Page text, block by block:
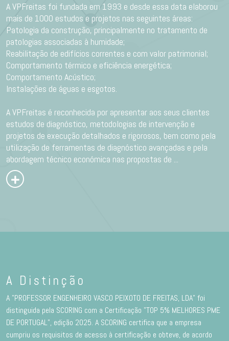
A VPFreitas foi fundada em 1993 e desde essa data elaborou
mais de 1000 estudos e projetos nas seguintes áreas:
Patologia da construção, principalmente no tratamento de
patologias associadas à humidade;
Reabilitação de edifícios correntes e com valor patrimonial;
Comportamento térmico e eficiência energética;
Comportamento Acústico;
Instalações de águas e esgotos.
A VPFreitas é reconhecida por apresentar aos seus clientes
estudos de diagnóstico, metodologias de intervenção e
projetos de execução detalhados e rigorosos, bem como pela
utilização de ferramentas de diagnóstico avançadas e pela
abordagem técnico económica nas propostas de ...
A Distinção
A "PROFESSOR ENGENHEIRO VASCO PEIXOTO DE FREITAS, LDA" foi
distinguida pela SCORING com a Certificação "TOP 5% MELHORES PME
DE PORTUGAL”, edição 2025. A SCORING certifica que a empresa
cumpriu os requisitos de acesso à certificação e obteve, de acordo